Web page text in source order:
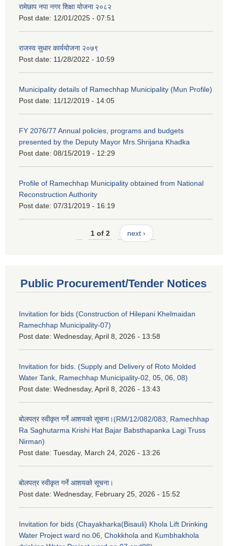
रामेछाप नपा नगर शिक्षा योजना २०८२
Post date: 12/01/2025 - 07:51
राजस्व सुधार कार्ययोजना २०७९
Post date: 11/28/2022 - 10:59
Municipality details of Ramechhap Municipality (Mun Profile)
Post date: 11/12/2019 - 14:05
FY 2076/77 Annual policies, programs and budgets
presented by the Deputy Mayor Mrs.Shrijana Khadka
Post date: 08/15/2019 - 12:29
Profile of Ramechhap Municipality obtained from National
Reconstruction Authority
Post date: 07/31/2019 - 16:19
1 of 2 next ›
Public Procurement/Tender Notices
Invitation for bids (Construction of Hilepani Khelmaidan
Ramechhap Municipality-07)
Post date: Wednesday, April 8, 2026 - 13:58
Invitation for bids. (Supply and Delivery of Roto Molded
Water Tank, Ramechhap Municipality-02, 05, 06, 08)
Post date: Wednesday, April 8, 2026 - 13:43
बोलपत्र स्वीकृत गर्ने आशयको सूचना।(RM/12/082/083, Ramechhap
Ra Saghutarma Krishi Hat Bajar Babsthapanka Lagi Truss
Nirman)
Post date: Tuesday, March 24, 2026 - 13:26
बोलपत्र स्वीकृत गर्ने आशयको सूचना।
Post date: Wednesday, February 25, 2026 - 15:52
Invitation for bids (Chayakharka(Bisauli) Khola Lift Drinking
Water Project ward no.06, Chokkhola and Kumbhakhola